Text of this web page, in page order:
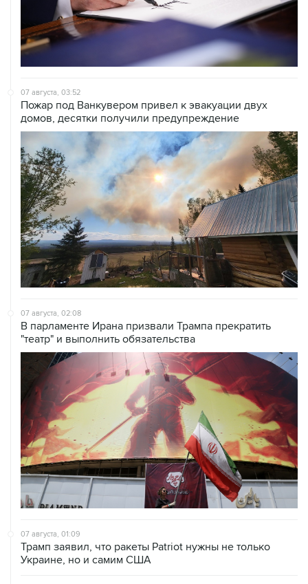
07 августа, 03:52
Пожар под Ванкувером привел к эвакуации двух
домов, десятки получили предупреждение
07 августа, 02:08
В парламенте Ирана призвали Трампа прекратить
"театр" и выполнить обязательства
07 августа, 01:09
Трамп заявил, что ракеты Patriot нужны не только
Украине, но и самим США